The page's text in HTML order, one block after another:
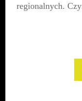
regionalnych.